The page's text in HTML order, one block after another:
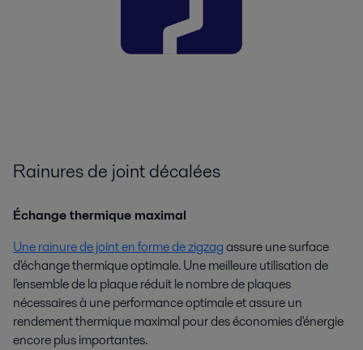
Rainures de joint décalées
Échange thermique maximal
Une rainure de joint en forme de zigzagassure une surface
d'échange thermique optimale. Une meilleure utilisation de
l'ensemble de la plaque réduit le nombre de plaques
nécessaires à une performance optimale et assure un
rendement thermique maximal pour des économies d'énergie
encore plus importantes.